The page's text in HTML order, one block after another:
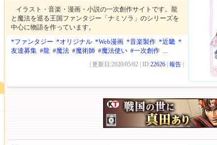
イラスト・音楽・漫画・小説の一次創作サイトです。龍
と魔法を巡る王国ファンタジー「ナミソラ」のシリーズを
中心に物語を作っています。
*ファンタジー *オリジナル *Web漫画 *音楽製作 *近畿 *
友達募集 #龍 #魔法 #魔術師 #魔法使い #一次創作 ...
| 更新日:2020/05/02 | ID:22626 報告